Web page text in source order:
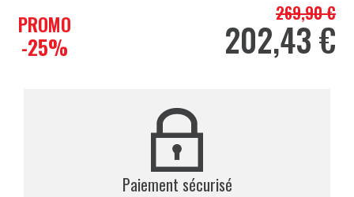
PROMO
-25%
Prix de base
269,90 €
Prix
202,43 €
Paiement sécurisé